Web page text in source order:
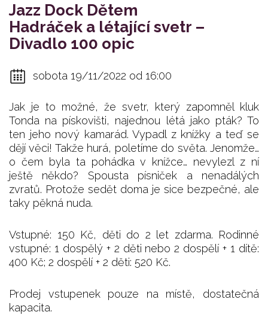
Jazz Dock Dětem
Hadráček a létající svetr –
Divadlo 100 opic
sobota 19/11/2022 od 16:00
Jak je to možné, že svetr, který zapomněl kluk
Tonda na pískovišti, najednou létá jako pták? To
ten jeho nový kamarád. Vypadl z knížky a teď se
dějí věci! Takže hurá, poletíme do světa. Jenomže…
o čem byla ta pohádka v knížce… nevylezl z ní
ještě někdo? Spousta písniček a nenadálých
zvratů. Protože sedět doma je sice bezpečné, ale
taky pěkná nuda.
Vstupné: 150 Kč, děti do 2 let zdarma. Rodinné
vstupné: 1 dospělý + 2 děti nebo 2 dospělí + 1 dítě:
400 Kč; 2 dospělí + 2 děti: 520 Kč.
Prodej vstupenek pouze na místě, dostatečná
kapacita.